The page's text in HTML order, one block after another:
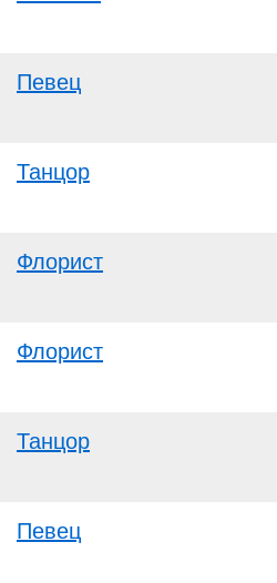
Певец
Танцор
Флорист
Флорист
Танцор
Певец